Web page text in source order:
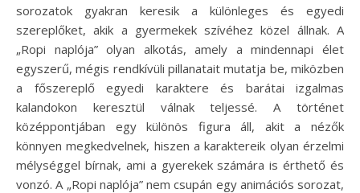
sorozatok gyakran keresik a különleges és egyedi
szereplőket, akik a gyermekek szívéhez közel állnak. A
„Ropi naplója” olyan alkotás, amely a mindennapi élet
egyszerű, mégis rendkívüli pillanatait mutatja be, miközben
a főszereplő egyedi karaktere és barátai izgalmas
kalandokon keresztül válnak teljessé. A történet
középpontjában egy különös figura áll, akit a nézők
könnyen megkedvelnek, hiszen a karaktereik olyan érzelmi
mélységgel bírnak, ami a gyerekek számára is érthető és
vonzó. A „Ropi naplója” nem csupán egy animációs sorozat,